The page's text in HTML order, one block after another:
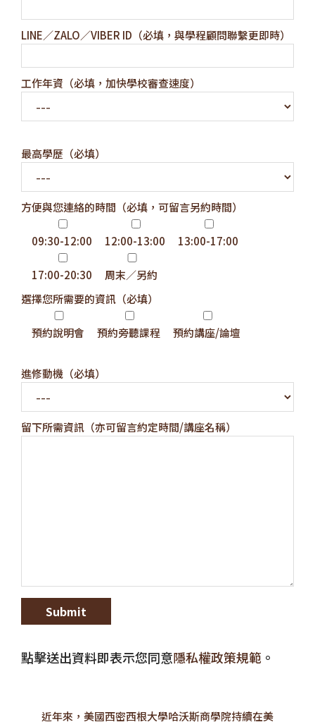
LINE／ZALO／VIBER ID（必填，與學程顧問聯繫更即時）
工作年資（必填，加快學校審查速度）
最高學歷（必填）
方便與您連絡的時間（必填，可留言另約時間）
09:30-12:00 12:00-13:00 13:00-17:00
17:00-20:30
周末／另約
選擇您所需要的資訊（必填）
預約說明會 預約旁聽課程 預約講座/論壇
進修動機（必填）
留下所需資訊（亦可留言約定時間/講座名稱）
點擊送出資料即表示您同意隱私權政策規範 。
近年來，美國西密西根大學哈沃斯商學院持續在美